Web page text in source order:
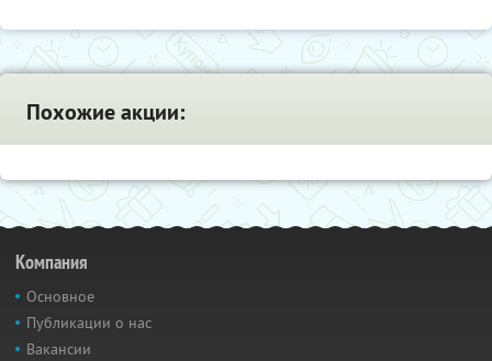
Похожие акции:
Компания
Основное
Публикации о нас
Вакансии